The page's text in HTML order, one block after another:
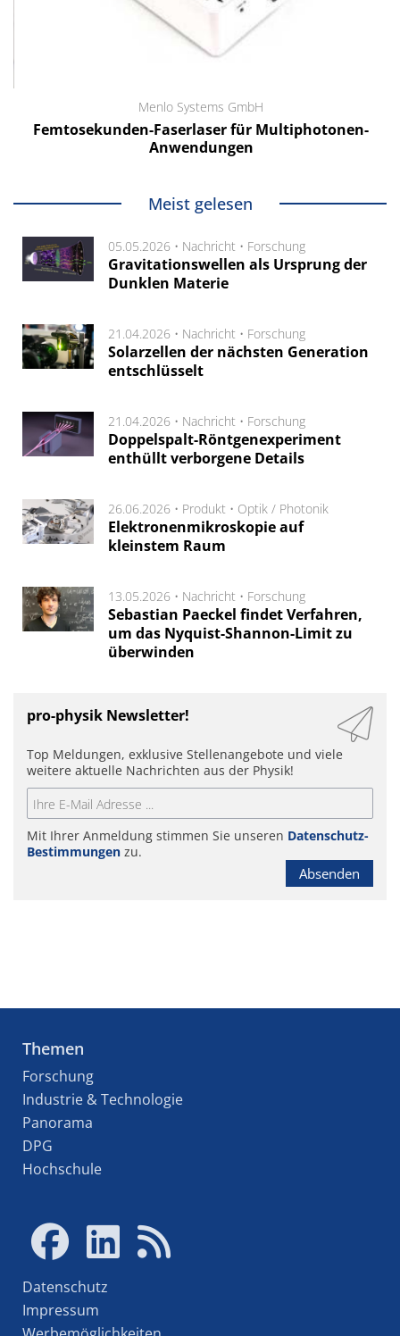
Menlo Systems GmbH
Femtosekunden-Faserlaser für Multiphotonen-
Anwendungen
Meist gelesen
05.05.2026 • Nachricht • Forschung
Gravitationswellen als Ursprung der
Dunklen Materie
21.04.2026 • Nachricht • Forschung
Solarzellen der nächsten Generation
entschlüsselt
21.04.2026 • Nachricht • Forschung
Doppelspalt-Röntgenexperiment
enthüllt verborgene Details
26.06.2026 • Produkt • Optik / Photonik
Elektronenmikroskopie auf
kleinstem Raum
13.05.2026 • Nachricht • Forschung
Sebastian Paeckel findet Verfahren,
um das Nyquist-Shannon-Limit zu
überwinden
pro-physik Newsletter!
Top Meldungen, exklusive Stellenangebote und viele
weitere aktuelle Nachrichten aus der Physik!
Mit Ihrer Anmeldung stimmen Sie unseren Datenschutz-
Bestimmungen zu.
Absenden
Themen
Forschung
Industrie & Technologie
Panorama
DPG
Hochschule
Datenschutz
Impressum